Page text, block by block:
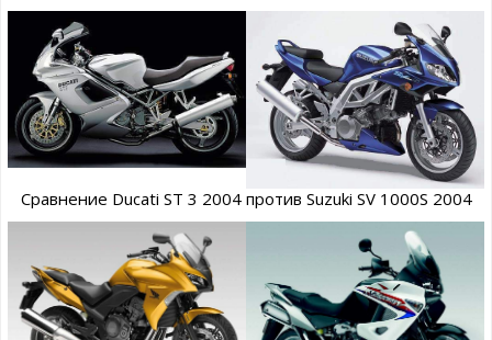
Сравнение Ducati ST 3 2004 против Suzuki SV 1000S 2004